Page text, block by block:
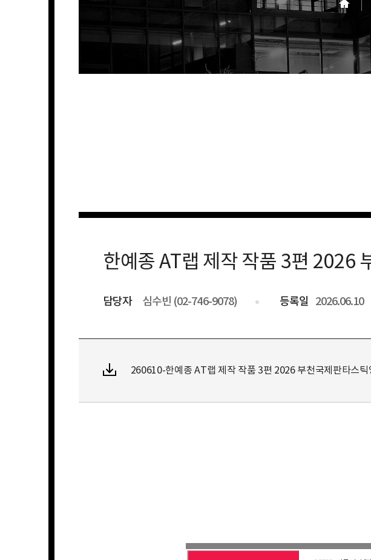
홈
한예종 AT랩 제작 작품 3편 2026
담당자 심수빈 (02-746-9078) 등록일 2026.06.10
260610-한예종 AT랩 제작 작품 3편 2026 부천국제판타스